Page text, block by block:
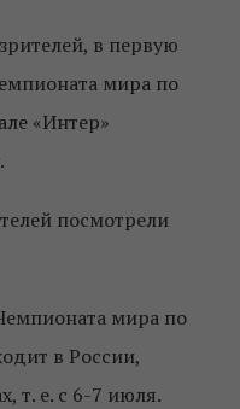
в первую
мира по
«Интер»
посмотрели
мира по
в России,
т. е. с 6-7 июля.